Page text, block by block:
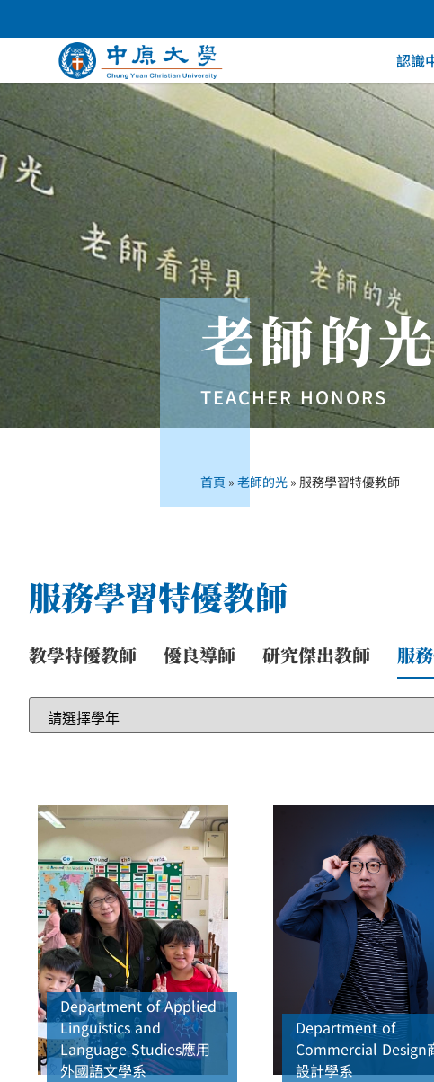
認識
老師的
TEACHER HONORS
首頁 »老師的光 »服務學習特優教師
服務學習特優教師
教學特優教師 優良導師 研究傑出教師 服
Department of Applied
Linguistics and
Language Studies應用
外國語文學系
Department of
Commercial Design
設計學系